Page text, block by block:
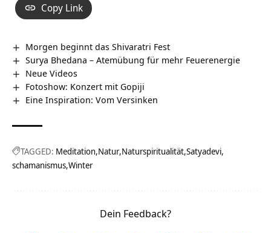
Copy Link
Morgen beginnt das Shivaratri Fest
Surya Bhedana – Atemübung für mehr Feuerenergie
Neue Videos
Fotoshow: Konzert mit Gopiji
Eine Inspiration: Vom Versinken
TAGGED: Meditation Natur Naturspiritualität Satyadevi
schamanismus Winter
Dein Feedback?